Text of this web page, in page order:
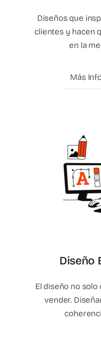
Diseños que
clientes y hacen
en la
Más
Diseño
El diseño no solo
vender.